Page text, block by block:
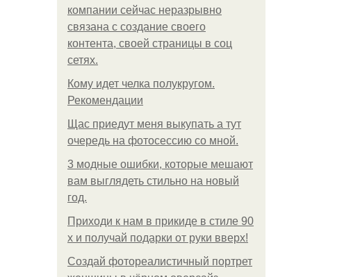
компании сейчас неразрывно
связана с создание своего
контента, своей страницы в соц
сетях.
Кому идет челка полукругом.
Рекомендации
Щас приедут меня выкупать а тут
очередь на фотосессию со мной.
3 модные ошибки, которые мешают
вам выглядеть стильно на новый
год.
Приходи к нам в прикиде в стиле 90
х и получай подарки от руки вверх!
Создай фотореалистичный портрет